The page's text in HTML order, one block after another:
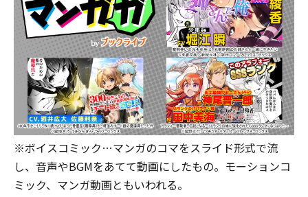
※ボイスコミック…マンガのコマをスライド形式で流
し、音声やBGMをあてて動画にしたもの。モーションコ
ミック、マンガ動画ともいわれる。